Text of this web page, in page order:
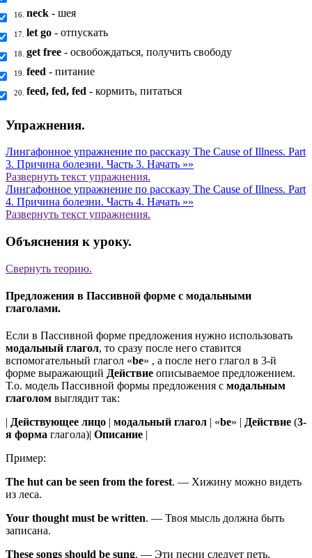
16. neck - шея
17. let go - отпускать
18. get free - освобождаться, получить свободу
19. feed - питание
20. feed, fed, fed - кормить, питаться
Упражнения.
Лингафонное упражнение по рассказу The Cause of Illness. Part
3. Причина болезни. Часть 3. Начать »»
Развернуть текст упражнения.
Лингафонное упражнение по рассказу The Cause of Illness. Part
4. Причина болезни. Часть 4. Начать »»
Развернуть текст упражнения.
Объяснения к уроку.
Свернуть теорию.
Предложения в Пассивной форме с модальными
глаголами.
Если в Пассивной форме предложения нужно использовать
модальный глагол, то сразу после него ставится
вспомогательный глагол «be» , а после него глагол в 3-й
форме выражающий Действие описываемое предложением.
Т.о. модель Пассивной формы предложения с модальным
глаголом выглядит так:
| Действующее лицо | модальный глагол | «be» | Действие (3-
я форма глагола)| Описание |
Пример:
The hut can be seen from the forest. — Хижину можно видеть
из леса.
Your thought must be written. — Твоя мысль должна быть
записана.
These songs should be sung. — Эти песни следует петь.